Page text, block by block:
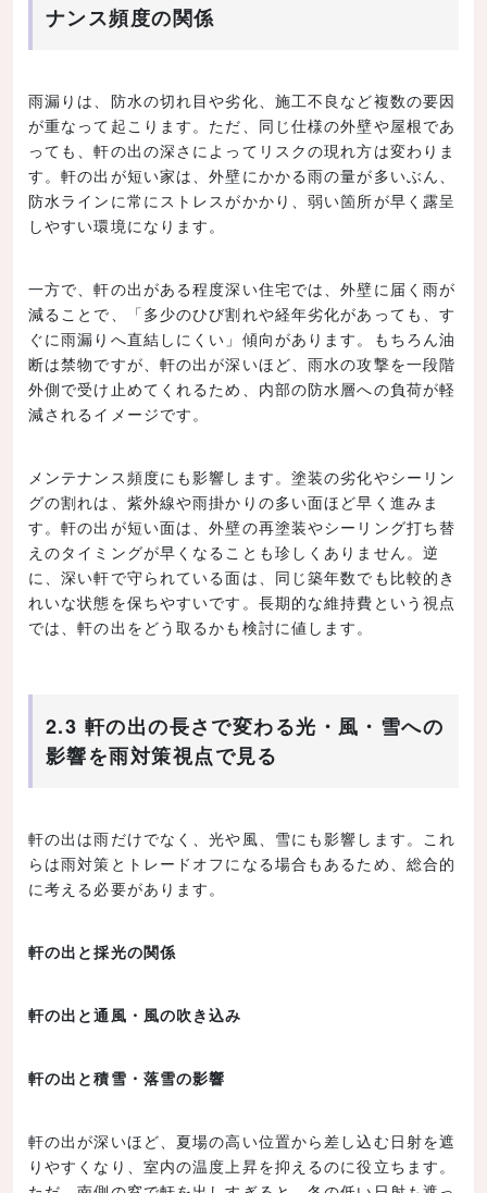
ナンス頻度の関係
雨漏りは、防水の切れ目や劣化、施工不良など複数の要因
が重なって起こります。ただ、同じ仕様の外壁や屋根であ
っても、軒の出の深さによってリスクの現れ方は変わりま
す。軒の出が短い家は、外壁にかかる雨の量が多いぶん、
防水ラインに常にストレスがかかり、弱い箇所が早く露呈
しやすい環境になります。
一方で、軒の出がある程度深い住宅では、外壁に届く雨が
減ることで、「多少のひび割れや経年劣化があっても、す
ぐに雨漏りへ直結しにくい」傾向があります。もちろん油
断は禁物ですが、軒の出が深いほど、雨水の攻撃を一段階
外側で受け止めてくれるため、内部の防水層への負荷が軽
減されるイメージです。
メンテナンス頻度にも影響します。塗装の劣化やシーリン
グの割れは、紫外線や雨掛かりの多い面ほど早く進みま
す。軒の出が短い面は、外壁の再塗装やシーリング打ち替
えのタイミングが早くなることも珍しくありません。逆
に、深い軒で守られている面は、同じ築年数でも比較的き
れいな状態を保ちやすいです。長期的な維持費という視点
では、軒の出をどう取るかも検討に値します。
2.3 軒の出の長さで変わる光・風・雪への
影響を雨対策視点で見る
軒の出は雨だけでなく、光や風、雪にも影響します。これ
らは雨対策とトレードオフになる場合もあるため、総合的
に考える必要があります。
軒の出と採光の関係
軒の出と通風・風の吹き込み
軒の出と積雪・落雪の影響
軒の出が深いほど、夏場の高い位置から差し込む日射を遮
りやすくなり、室内の温度上昇を抑えるのに役立ちます。